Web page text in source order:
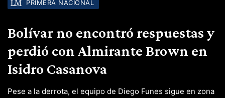
PRIMERA NACIONAL
Bolívar no encontró respuestas y
perdió con Almirante Brown en
Isidro Casanova
Pese a la derrota, el equipo de Diego Funes sigue en zona